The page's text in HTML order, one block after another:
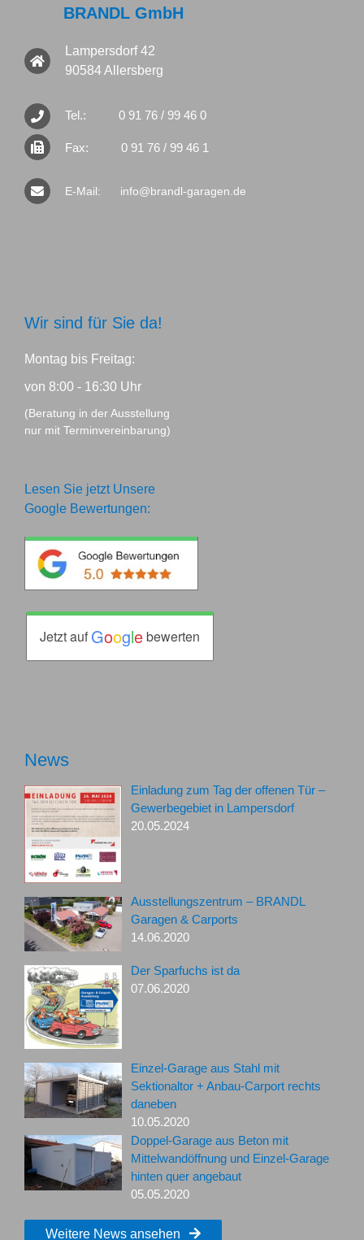
BRANDL GmbH
Lampersdorf 42
90584 Allersberg
Tel.: 0 91 76 / 99 46 0
Fax: 0 91 76 / 99 46 1
E-Mail: info@brandl-garagen.de
Wir sind für Sie da!
Montag bis Freitag:
von 8:00 - 16:30 Uhr
(Beratung in der Ausstellung
nur mit Terminvereinbarung)
Lesen Sie jetzt Unsere
Google Bewertungen:
Jetzt auf Googlebewerten
News
Einladung zum Tag der offenen Tür –
Gewerbegebiet in Lampersdorf
20.05.2024
Ausstellungszentrum – BRANDL
Garagen & Carports
14.06.2020
Der Sparfuchs ist da
07.06.2020
Einzel-Garage aus Stahl mit
Sektionaltor + Anbau-Carport rechts
daneben
10.05.2020
Doppel-Garage aus Beton mit
Mittelwandöffnung und Einzel-Garage
hinten quer angebaut
05.05.2020
Weitere News ansehen